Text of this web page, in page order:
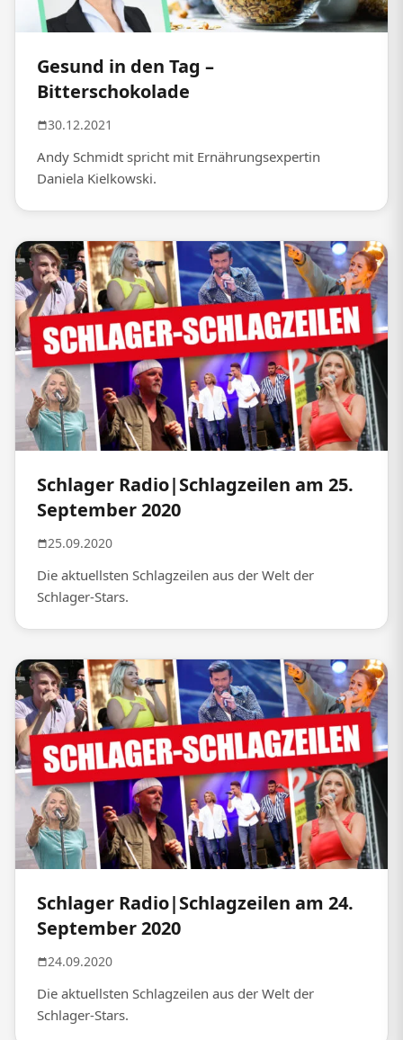
Gesund in den Tag –
Bitterschokolade
30.12.2021
Andy Schmidt spricht mit Ernährungsexpertin
Daniela Kielkowski.
Schlager Radio|Schlagzeilen am 25.
September 2020
25.09.2020
Die aktuellsten Schlagzeilen aus der Welt der
Schlager-Stars.
Schlager Radio|Schlagzeilen am 24.
September 2020
24.09.2020
Die aktuellsten Schlagzeilen aus der Welt der
Schlager-Stars.